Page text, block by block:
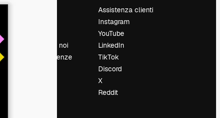
Lavora con noi
Cerca tendenze
Assistenza clienti
Instagram
YouTube
LinkedIn
TikTok
Discord
X
Reddit